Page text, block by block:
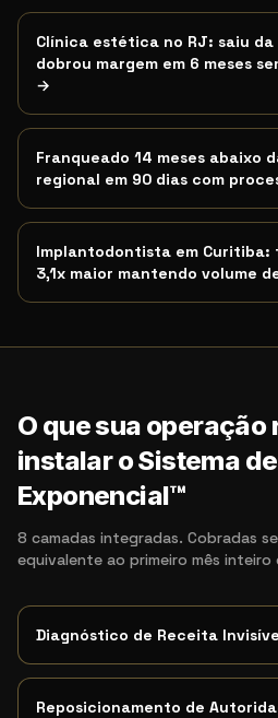
Clínica estética no RJ: saiu
dobrou margem em 6 meses
→
Franqueado 14 meses abaixo
regional em 90 dias com
Implantodontista em
3,1x maior mantendo volume
O que sua operação
instalar o Sistema
Exponencial™
8 camadas integradas. Cobradas
equivalente ao primeiro mês
Diagnóstico de Receita
Reposicionamento de